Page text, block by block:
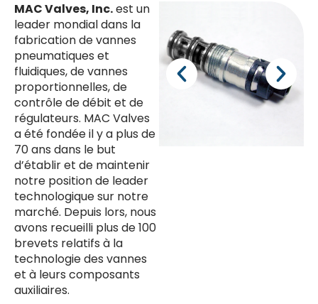
MAC Valves, Inc.est un
leader mondial dans la
fabrication de vannes
pneumatiques et
fluidiques, de vannes
proportionnelles, de
contrôle de débit et de
régulateurs. MAC Valves
a été fondée il y a plus de
70 ans dans le but
d’établir et de maintenir
notre position de leader
technologique sur notre
marché. Depuis lors, nous
avons recueilli plus de 100
brevets relatifs à la
technologie des vannes
et à leurs composants
auxiliaires.